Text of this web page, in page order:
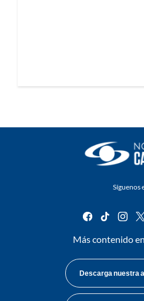
Síguenos
facebook
tiktok
Más contenido en
Descarga nuestra